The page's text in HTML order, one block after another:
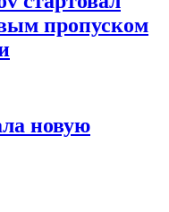
пропуском
новую